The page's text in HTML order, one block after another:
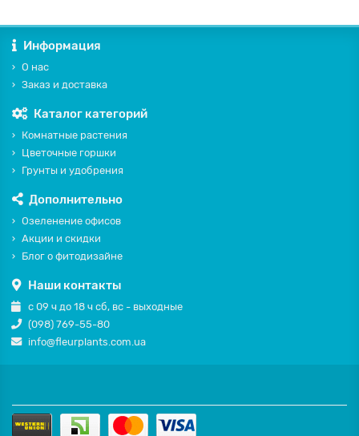
Информация
О нас
Заказ и доставка
Каталог категорий
Комнатные растения
Цветочные горшки
Грунты и удобрения
Дополнительно
Озеленение офисов
Акции и скидки
Блог о фитодизайне
Наши контакты
с 09 ч до 18 ч сб, вс - выходные
(098) 769-55-80
info@fleurplants.com.ua